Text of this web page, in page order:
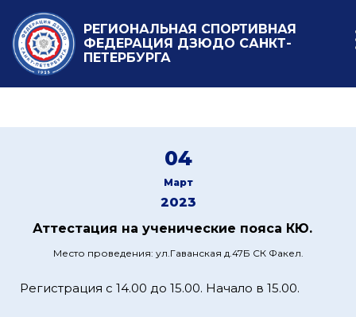
РЕГИОНАЛЬНАЯ СПОРТИВНАЯ
ФЕДЕРАЦИЯ ДЗЮДО САНКТ-
ПЕТЕРБУРГА
04
Март
2023
Аттестация на ученические пояса КЮ.
Место проведения: ул.Гаванская д.47Б СК Факел.
Регистрация с 14.00 до 15.00. Начало в 15.00.